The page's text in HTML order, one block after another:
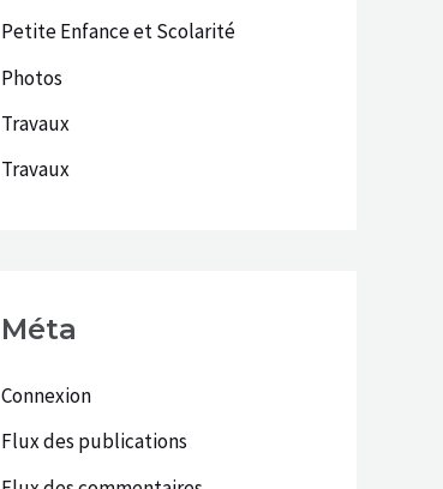
Petite Enfance et Scolarité
Photos
Travaux
Travaux
Méta
Connexion
Flux des publications